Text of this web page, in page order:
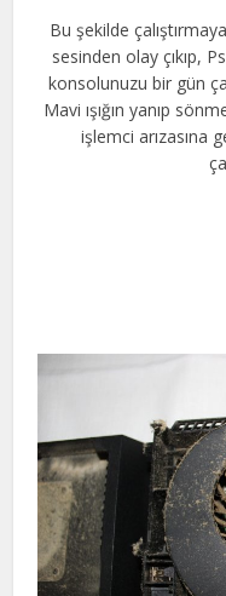
Bu şekilde
sesinden olay çıkıp,
konsolunuzu bir gün
Mavi ışığın yanıp
işlemci arızasına